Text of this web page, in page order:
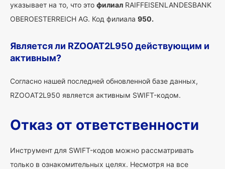
указывает на то, что это филиал RAIFFEISENLANDESBANK
OBEROESTERREICH AG. Код филиала 950.
Является ли RZOOAT2L950 действующим и
активным?
Согласно нашей последней обновленной базе данных,
RZOOAT2L950 является активным SWIFT-кодом.
Отказ от ответственности
Инструмент для SWIFT-кодов можно рассматривать
только в ознакомительных целях. Несмотря на все